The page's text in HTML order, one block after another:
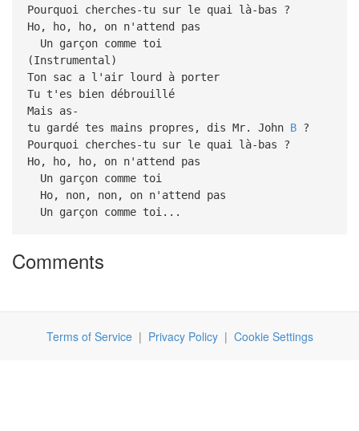
Pourquoi cherches-tu sur le quai là-bas ?
Ho, ho, ho, on n'attend pas
Un garçon comme toi
(Instrumental)
Ton sac a l'air lourd à porter
Tu t'es bien débrouillé
Mais as-
tu gardé tes mains propres, dis Mr. John B?
Pourquoi cherches-tu sur le quai là-bas ?
Ho, ho, ho, on n'attend pas
Un garçon comme toi
Ho, non, non, on n'attend pas
Un garçon comme toi...
Comments
Terms of Service| Privacy Policy| Cookie Settings